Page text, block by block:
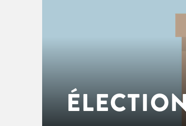
Cadre de vie
Culture
Logement
État-civil & papiers
Séances du Conseil municipal
Actes administratifs
Ville éducative
Ville écologique